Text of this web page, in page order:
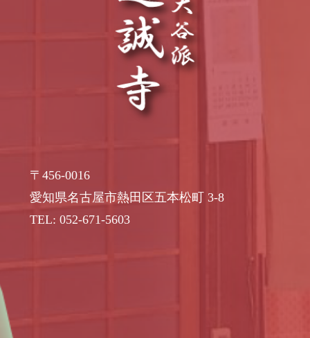
〒456-0016
愛知県名古屋市熱田区五本松町 3-8
TEL: 052-671-5603